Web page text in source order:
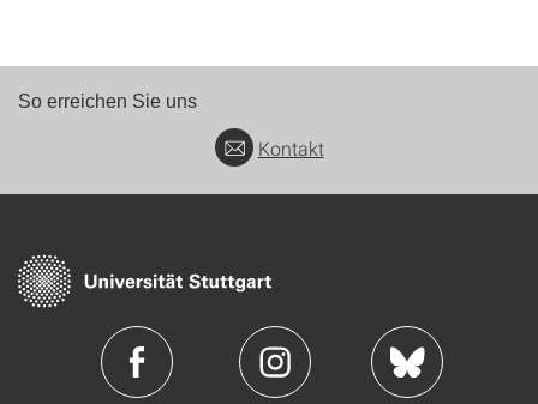
So erreichen Sie uns
Kontakt